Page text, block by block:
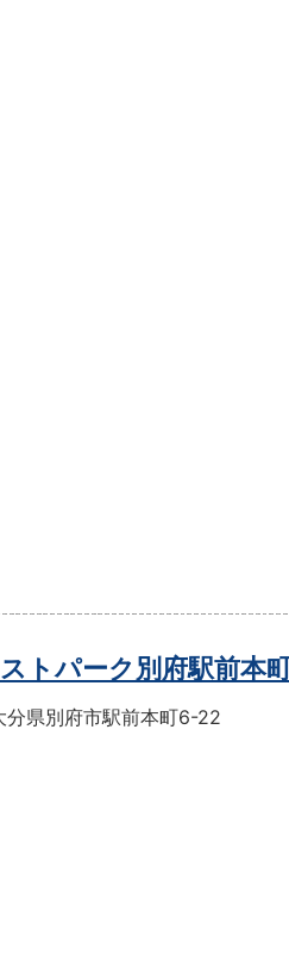
ストパーク別府駅前本
分県別府市駅前本町6-22